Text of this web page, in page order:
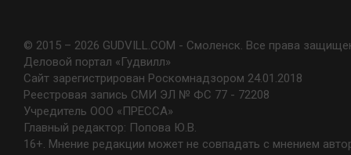
© 2015 – 2026 GUDVILL.COM - Смоленск. Все права
Деловой портал «Гудвилл»
Сайт зарегистрирован Роскомнадзором 24.01.2018
Реестровая запись СМИ ЭЛ № ФС 77 - 72208
Учредитель ООО «ПРЕССА»
Главный редактор: Попова Ю.В.
16+. Мнение редакции может не совпадать с мнением